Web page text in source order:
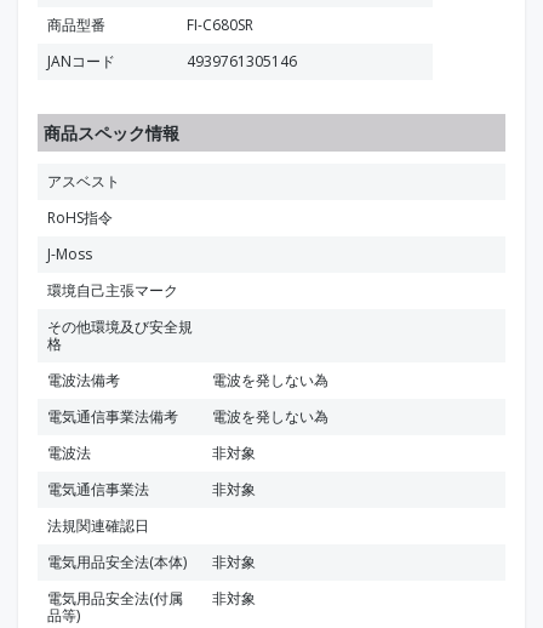
商品型番
FI-C680SR
JANコード
4939761305146
商品スペック情報
アスベスト
RoHS指令
J-Moss
環境自己主張マーク
その他環境及び安全規
格
電波法備考
電波を発しない為
電気通信事業法備考
電波を発しない為
電波法
非対象
電気通信事業法
非対象
法規関連確認日
電気用品安全法(本体)
非対象
電気用品安全法(付属
品等)
非対象